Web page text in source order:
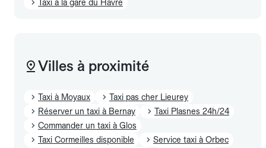
Taxi à la gare du Havre
Villes à proximité
Taxi à Moyaux
Taxi pas cher Lieurey
Réserver un taxi à Bernay
Taxi Plasnes 24h/24
Commander un taxi à Glos
Taxi Cormeilles disponible
Service taxi à Orbec